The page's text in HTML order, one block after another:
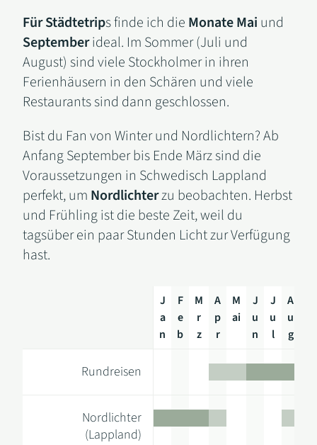
Für Städtetrips finde ich die Monate Mai und
Septemberideal. Im Sommer (Juli und
August) sind viele Stockholmer in ihren
Ferienhäusern in den Schären und viele
Restaurants sind dann geschlossen.
Bist du Fan von Winter und Nordlichtern? Ab
Anfang September bis Ende März sind die
Voraussetzungen in Schwedisch Lappland
perfekt, um Nordlichterzu beobachten. Herbst
und Frühling ist die beste Zeit, weil du
tagsüber ein paar Stunden Licht zur Verfügung
hast.
J
a
n
F
e
b
M
r
z
A
p
r
M
ai
J
u
n
J
u
l
A
u
g
Rundreisen
Nordlichter
(Lappland)